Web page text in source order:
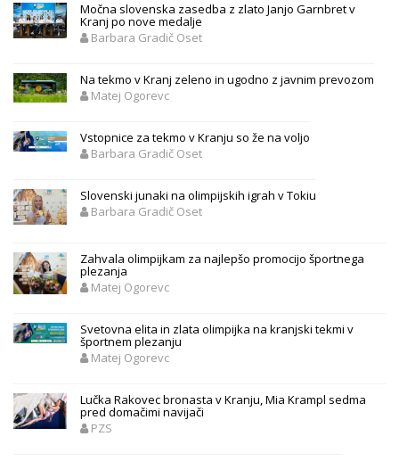
Močna slovenska zasedba z zlato Janjo Garnbret v
Kranj po nove medalje
Barbara Gradič Oset
Na tekmo v Kranj zeleno in ugodno z javnim prevozom
Matej Ogorevc
Vstopnice za tekmo v Kranju so že na voljo
Barbara Gradič Oset
Slovenski junaki na olimpijskih igrah v Tokiu
Barbara Gradič Oset
Zahvala olimpijkam za najlepšo promocijo športnega
plezanja
Matej Ogorevc
Svetovna elita in zlata olimpijka na kranjski tekmi v
športnem plezanju
Matej Ogorevc
Lučka Rakovec bronasta v Kranju, Mia Krampl sedma
pred domačimi navijači
PZS